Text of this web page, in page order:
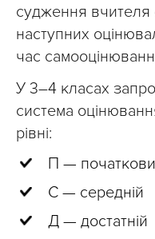
судження вчителя
наступних
час
У 3–4 класах
система
рівні:
П —
С — середній
Д — достатній